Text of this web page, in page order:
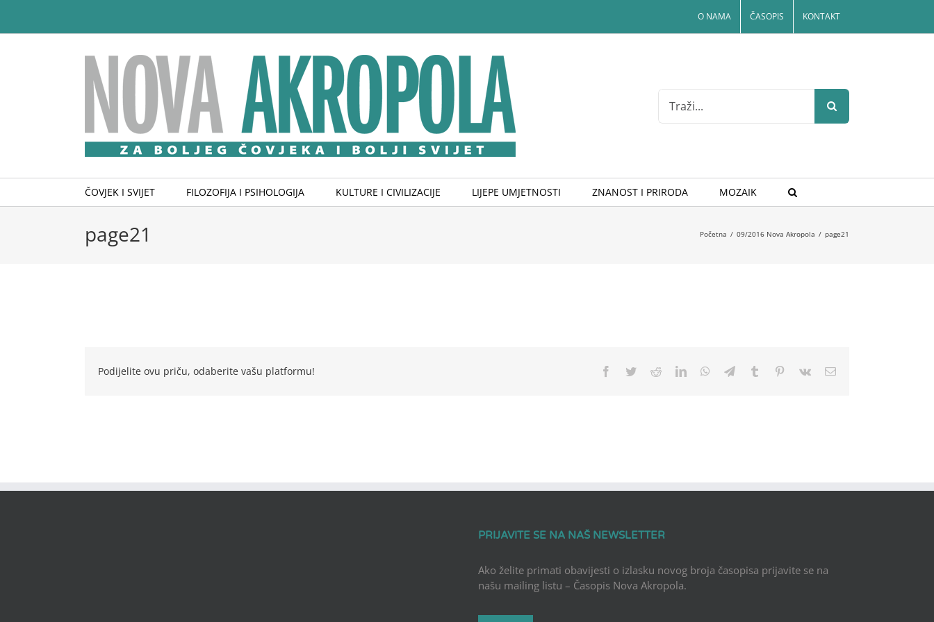
content
O NAMA ČASOPIS KONTAKT
Search
for:
ČOVJEK I SVIJET FILOZOFIJA I PSIHOLOGIJA KULTURE I CIVILIZACIJE LIJEPE UMJETNOSTI ZNANOST I PRIRODA MOZAIK
page21 Početna / 09/2016 Nova Akropola / page21
Podijelite ovu priču, odaberite vašu platformu! Facebook
TwitterRedditLinkedInWhatsApp
TelegramTumblr Pinterest
Vk Email
PRIJAVITE SE NA NAŠ NEWSLETTER
Ako želite primati obavijesti o izlasku novog broja časopisa prijavite se na
našu mailing listu – Časopis Nova Akropola.